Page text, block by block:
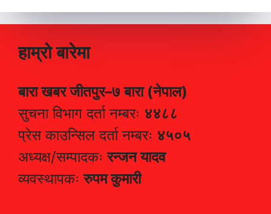
हाम्रो बारेमा
बारा खबर जीतपुर–७ बारा (नेपाल)
सुचना विभाग दर्ता नम्बरः ४४८८
प्रेस काउन्सिल दर्ता नम्बरः ४५०५
अध्यक्ष/सम्पादकःरन्जन यादव
व्यवस्थापकःरुपम कुमारी